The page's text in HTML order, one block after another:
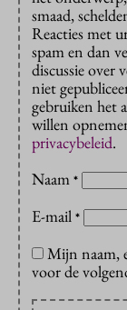
smaad,
Reacties met
spam en dan
discussie over
niet
gebruiken het
willen
privacybeleid.
Naam *
E-mail *
Mijn naam,
voor de